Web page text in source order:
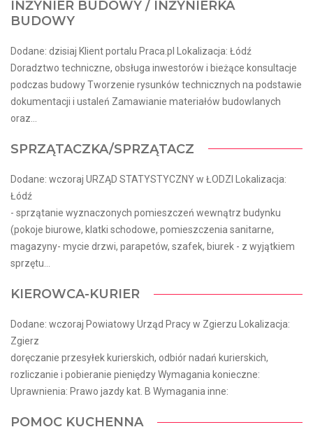
INŻYNIER BUDOWY / INŻYNIERKA
BUDOWY
Dodane: dzisiaj Klient portalu Praca.pl Lokalizacja: Łódź
Doradztwo techniczne, obsługa inwestorów i bieżące konsultacje
podczas budowy Tworzenie rysunków technicznych na podstawie
dokumentacji i ustaleń Zamawianie materiałów budowlanych
oraz...
SPRZĄTACZKA/SPRZĄTACZ
Dodane: wczoraj URZĄD STATYSTYCZNY w ŁODZI Lokalizacja:
Łódź
- sprzątanie wyznaczonych pomieszczeń wewnątrz budynku
(pokoje biurowe, klatki schodowe, pomieszczenia sanitarne,
magazyny- mycie drzwi, parapetów, szafek, biurek - z wyjątkiem
sprzętu...
KIEROWCA-KURIER
Dodane: wczoraj Powiatowy Urząd Pracy w Zgierzu Lokalizacja:
Zgierz
doręczanie przesyłek kurierskich, odbiór nadań kurierskich,
rozliczanie i pobieranie pieniędzy Wymagania konieczne:
Uprawnienia: Prawo jazdy kat. B Wymagania inne:
POMOC KUCHENNA